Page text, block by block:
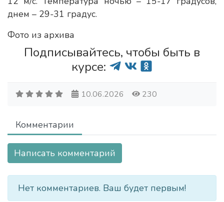
днем – 29-31 градус.
Фото из архива
Подписывайтесь, чтобы быть в
курсе:
10.06.2026 230
Комментарии
Написать комментарий
Нет комментариев. Ваш будет первым!